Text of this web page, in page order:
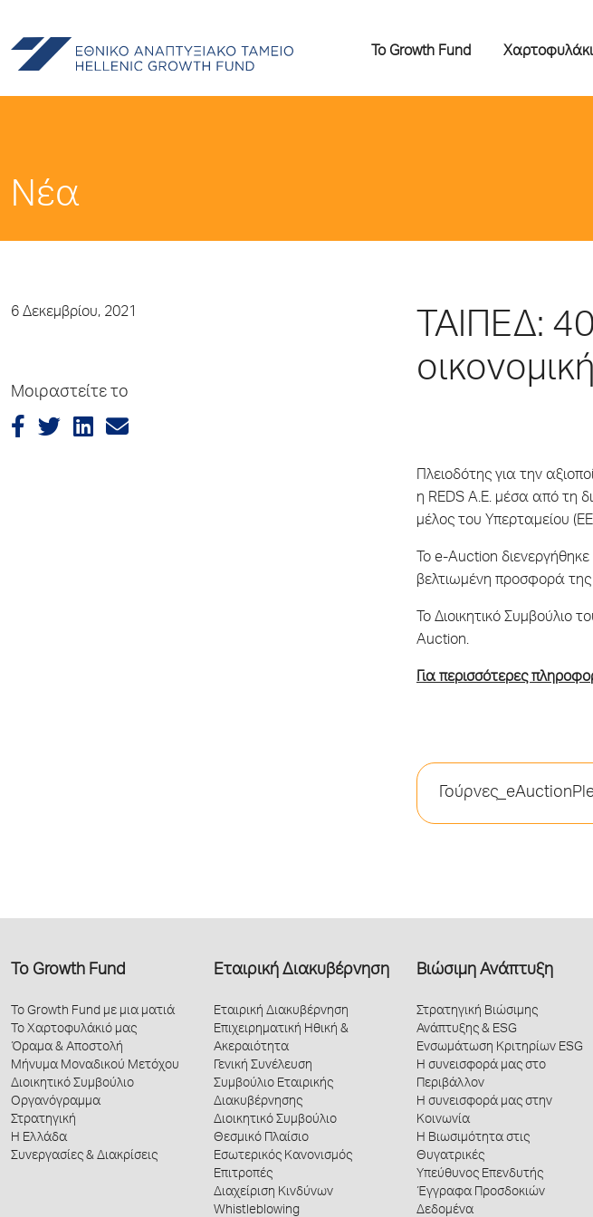
Το Growth Fund
Νέα
6 Δεκεμβρίου, 2021
Μοιραστείτε το
ΤΑΙΠΕΔ:
Πλειοδότης για την
η REDS Α.Ε. μέσα από τη
μέλος του Υπερταμείου
Το e-Auction
βελτιωμένη προσφορά
Το Διοικητικό
Auction.
Για περισσότερες
Το Growth Fund
Το Growth Fund με μια ματιά
Το Χαρτοφυλάκιό μας
Όραμα & Αποστολή
Μήνυμα Μοναδικού Μετόχου
Διοικητικό Συμβούλιο
Οργανόγραμμα
Στρατηγική
Η Ελλάδα
Συνεργασίες & Διακρίσεις
Εταιρική Διακυβέρνηση
Εταιρική Διακυβέρνηση
Επιχειρηματική Ηθική &
Ακεραιότητα
Γενική Συνέλευση
Συμβούλιο Εταιρικής
Διακυβέρνησης
Διοικητικό Συμβούλιο
Θεσμικό Πλαίσιο
Εσωτερικός Κανονισμός
Επιτροπές
Διαχείριση Κινδύνων
Whistleblowing
Βιώσιμη Ανάπτυξη
Στρατηγική Βιώσιμης
Ανάπτυξης & ESG
Ενσωμάτωση Κριτηρίων ESG
Η συνεισφορά μας στο
Περιβάλλον
Η συνεισφορά μας στην
Κοινωνία
Η Βιωσιμότητα στις
Θυγατρικές
Υπεύθυνος Επενδυτής
Έγγραφα Προσδοκιών
Δεδομένα